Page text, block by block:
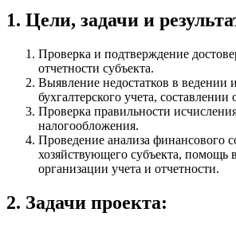
1. Цели, задачи и
Проверка и подтверждение
отчетности субъекта.
Выявление недостатков в ведении
бухгалтерского учета, составлении
Проверка правильности
налогообложения.
Проведение анализа финансового
хозяйствующего субъекта, помощь
организации учета и отчетности.
2. Задачи проекта: